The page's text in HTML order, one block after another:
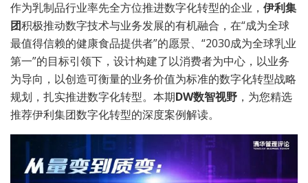
作为乳制品行业率先全方位推进数字化转型的企业， 伊利集
团积极推动数字技术与业务发展的有机融合，在“成为全球
最值得信赖的健康食品提供者”的愿景、“2030成为全球乳业
第一”的目标引领下，设计构建了以消费者为中心，以业务
为导向，以创造可衡量的业务价值为标准的数字化转型战略
规划，扎实推进数字化转型。本期DW数智视野 ，为您精选
推荐伊利集团数字化转型的深度案例解读。